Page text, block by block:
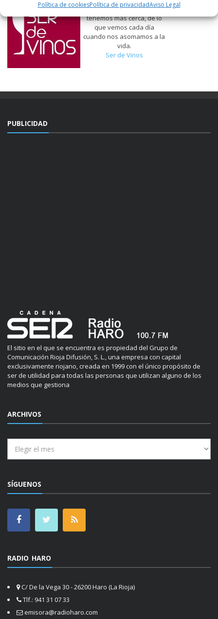
Política de cookiesPolítica de privacidadAviso Legal
que nos gusta, de lo que
tenemos más cerca, de lo
que vemos cada día
cuando nos asomamos a la
vida.
Ser de Vinos
PUBLICIDAD
El sitio en el que se encuentra es propiedad del Grupo de
Comunicación Rioja Difusión, S. L., una empresa con capital
exclusivamente riojano, creada en 1999 con el único propósito de
ser de utilidad para todas las personas que utilizan alguno de los
medios que gestiona
ARCHIVOS
SÍGUENOS
RADIO HARO
C/ De la Vega 30 - 26200 Haro (La Rioja)
Tlf.: 941 31 07 33
emisora@radioharo.com